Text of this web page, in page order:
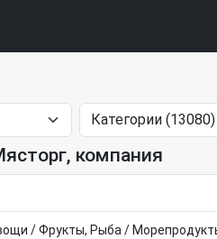
компания
/ Фрукты, Рыба /